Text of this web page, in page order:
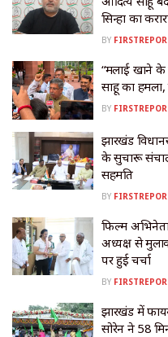
सिन्हा का
BY
“मलाई खाने के
साहू का
BY
झारखंड
के सुचारू
सहमति
BY
फिल्म
अध्यक्ष से
पर हुई चर्चा
BY
झारखंड में
सोरेन ने 58